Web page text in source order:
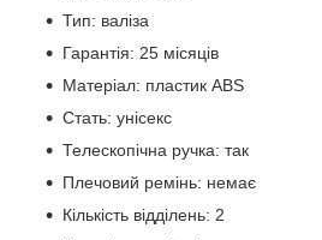
Тип: валіза
Гарантія: 25 місяців
Матеріал: пластик ABS
Стать: унісекс
Телескопічна ручка: так
Плечовий ремінь: немає
Кількість відділень: 2